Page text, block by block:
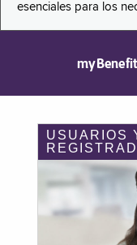
esenciales para los
USUARIOS